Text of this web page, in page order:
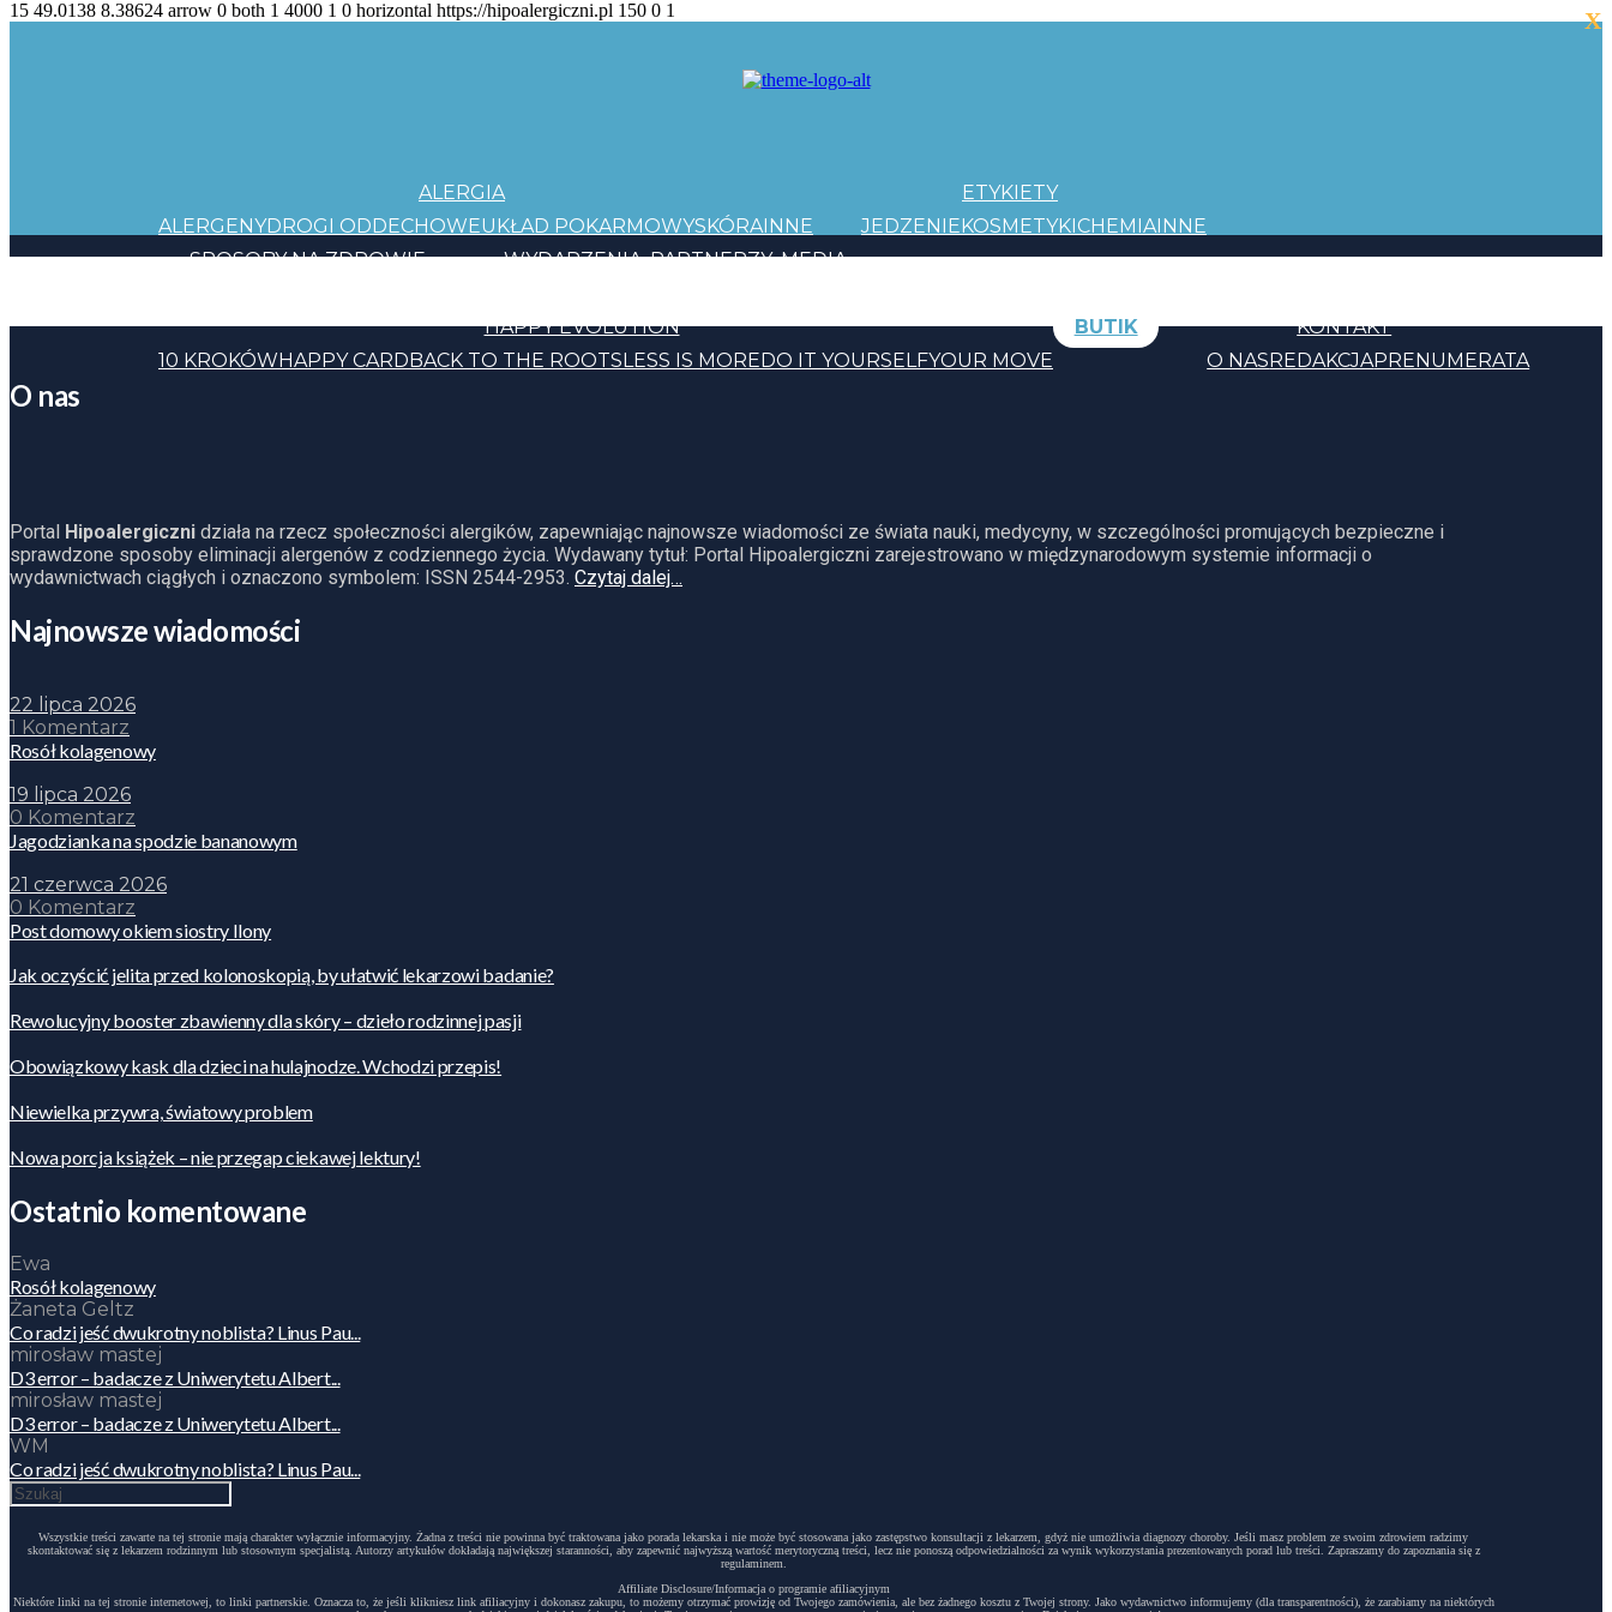
15 49.0138 8.38624 arrow 0 both 1 4000 1 0 horizontal https://hipoalergiczni.pl 150 0 1
ALERGIA
ALERGENYDROGI ODDECHOWEUKŁAD POKARMOWYSKÓRAINNE
ETYKIETY
JEDZENIEKOSMETYKICHEMIAINNE
SPOSOBY NA ZDROWIE
WYDARZENIA PARTNERZY MEDIA
HAPPY EVOLUTION
10 KROKÓWHAPPY CARDBACK TO THE ROOTSLESS IS MOREDO IT YOURSELFYOUR MOVE
BUTIK
KONTAKT
O NASREDAKCJAPRENUMERATA
O nas
Portal Hipoalergiczni działa na rzecz społeczności alergików, zapewniając najnowsze wiadomości ze świata nauki, medycyny, w szczególności promujących bezpieczne i
sprawdzone sposoby eliminacji alergenów z codziennego życia. Wydawany tytuł: Portal Hipoalergiczni zarejestrowano w międzynarodowym systemie informacji o
wydawnictwach ciągłych i oznaczono symbolem: ISSN 2544-2953. Czytaj dalej…
Najnowsze wiadomości
22 lipca 2026
1 Komentarz
Rosół kolagenowy
19 lipca 2026
0 Komentarz
Jagodzianka na spodzie bananowym
21 czerwca 2026
0 Komentarz
Post domowy okiem siostry Ilony
Jak oczyścić jelita przed kolonoskopią, by ułatwić lekarzowi badanie?
Rewolucyjny booster zbawienny dla skóry – dzieło rodzinnej pasji
Obowiązkowy kask dla dzieci na hulajnodze. Wchodzi przepis!
Niewielka przywra, światowy problem
Nowa porcja książek – nie przegap ciekawej lektury!
Ostatnio komentowane
Ewa
Rosół kolagenowy
Żaneta Geltz
Co radzi jeść dwukrotny noblista? Linus Pau...
mirosław mastej
D3 error – badacze z Uniwerytetu Albert...
mirosław mastej
D3 error – badacze z Uniwerytetu Albert...
WM
Co radzi jeść dwukrotny noblista? Linus Pau...
Wszystkie treści zawarte na tej stronie mają charakter wyłącznie informacyjny. Żadna z treści nie powinna być traktowana jako porada lekarska i nie może być stosowana jako zastępstwo konsultacji z lekarzem, gdyż nie umożliwia diagnozy choroby. Jeśli masz problem ze swoim zdrowiem radzimy
skontaktować się z lekarzem rodzinnym lub stosownym specjalistą. Autorzy artykułów dokładają największej staranności, aby zapewnić najwyższą wartość merytoryczną treści, lecz nie ponoszą odpowiedzialności za wynik wykorzystania prezentowanych porad lub treści. Zapraszamy do zapoznania się z
regulaminem.
Affiliate Disclosure/Informacja o programie afiliacyjnym
Niektóre linki na tej stronie internetowej, to linki partnerskie. Oznacza to, że jeśli klikniesz link afiliacyjny i dokonasz zakupu, to możemy otrzymać prowizję od Twojego zamówienia, ale bez żadnego kosztu z Twojej strony. Jako wydawnictwo informujemy (dla transparentności), że zarabiamy na niektórych
X